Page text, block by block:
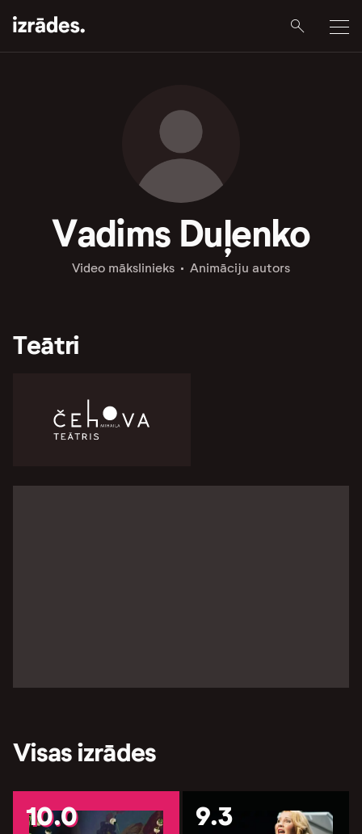
Vadims Duļenko
Video mākslinieks Animāciju autors
Teātri
Visas izrādes
10.0 9.3